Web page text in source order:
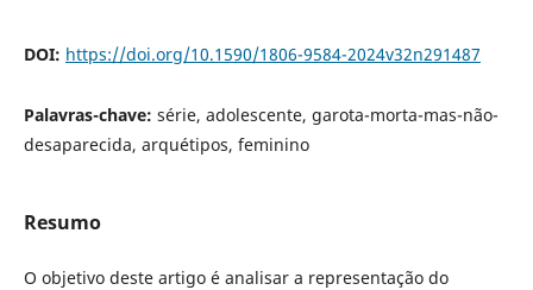
DOI: https://doi.org/10.1590/1806-9584-2024v32n291487
Palavras-chave: série, adolescente, garota-morta-mas-não-
desaparecida, arquétipos, feminino
Resumo
O objetivo deste artigo é analisar a representação do